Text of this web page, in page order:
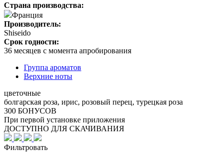
Страна производства:
Франция
Производитель:
Shiseido
Срок годности:
36 месяцев с момента апробирования
Группа ароматов
Верхние ноты
цветочные
болгарская роза, ирис, розовый перец, турецкая роза
300 БОНУСОВ
При первой установке приложения
ДОСТУПНО ДЛЯ СКАЧИВАНИЯ
Фильтровать